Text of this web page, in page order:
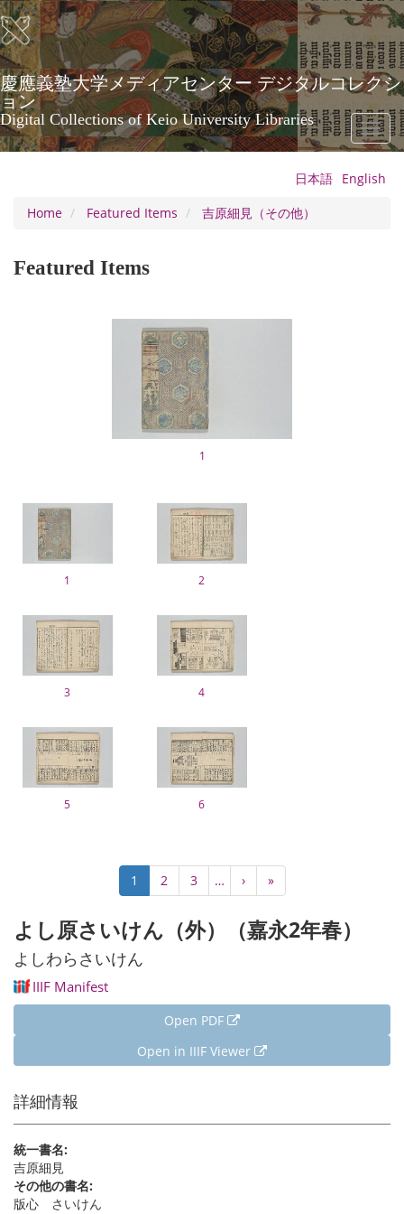
Skip
to
main
content
慶應義塾大学メディアセンター デジタルコレクシ
ョン
Digital Collections of Keio University Libraries
Toggle
日本語 English
Home
Featured Items 吉原細見（その他）
Featured Items
1
1 2
3 4
5 6
Current
page
1 Page
2 Page
3 …
Next
page
›
Last
page
»
よし原さいけん（外）（嘉永2年春）
よしわらさいけん
IIIF Manifest
Open PDF
Open in IIIF Viewer
詳細情報
統一書名:
吉原細見
その他の書名:
版心 さいけん